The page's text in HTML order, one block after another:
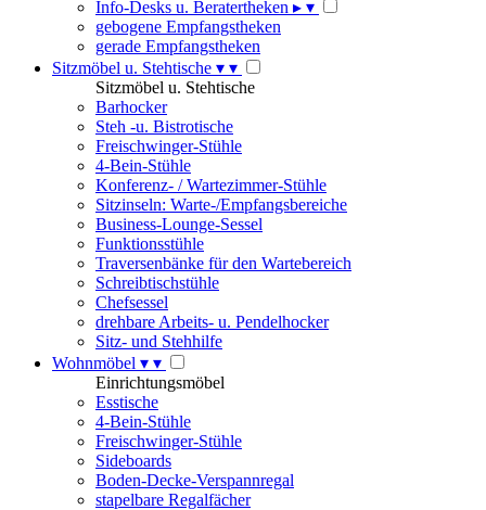
Info-Desks u. Beratertheken ▸ ▾
gebogene Empfangstheken
gerade Empfangstheken
Sitzmöbel u. Stehtische ▾ ▾
Sitzmöbel u. Stehtische
Barhocker
Steh -u. Bistrotische
Freischwinger-Stühle
4-Bein-Stühle
Konferenz- / Wartezimmer-Stühle
Sitzinseln: Warte-/Empfangsbereiche
Business-Lounge-Sessel
Funktionsstühle
Traversenbänke für den Wartebereich
Schreibtischstühle
Chefsessel
drehbare Arbeits- u. Pendelhocker
Sitz- und Stehhilfe
Wohnmöbel ▾ ▾
Einrichtungsmöbel
Esstische
4-Bein-Stühle
Freischwinger-Stühle
Sideboards
Boden-Decke-Verspannregal
stapelbare Regalfächer